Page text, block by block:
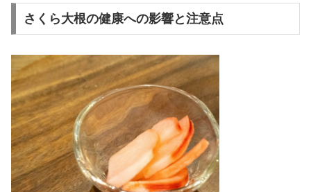
さくら大根の健康への影響と注意点